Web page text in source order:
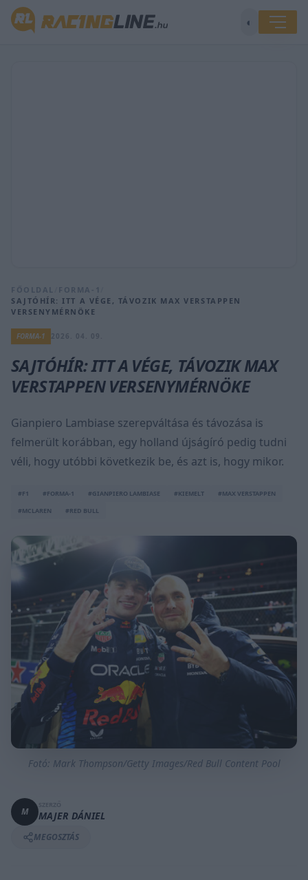
◐
FŐOLDAL FORMA-1
SAJTÓHÍR: ITT A VÉGE, TÁVOZIK MAX VERSTAPPEN
VERSENYMÉRNÖKE
FORMA-1
SAJTÓHÍR: ITT A VÉGE, TÁVOZIK MAX
VERSTAPPEN VERSENYMÉRNÖKE
Gianpiero Lambiase szerepváltása és távozása is
felmerült korábban, egy holland újságíró pedig tudni
véli, hogy utóbbi következik be, és azt is, hogy mikor.
#F1 #FORMA-1 #GIANPIERO LAMBIASE #KIEMELT
#MAX VERSTAPPEN
#MCLAREN
#RED BULL
Fotó: Mark Thompson/Getty Images/Red Bull Content Pool
M MAJER DÁNIEL
MEGOSZTÁS